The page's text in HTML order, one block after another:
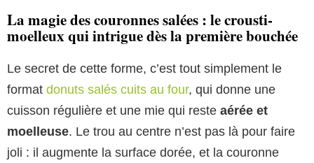
La magie des couronnes salées : le crousti-
moelleux qui intrigue dès la première bouchée
Le secret de cette forme, c’est tout simplement le
format donuts salés cuits au four, qui donne une
cuisson régulière et une mie qui reste aérée et
moelleuse. Le trou au centre n’est pas là pour faire
joli : il augmente la surface dorée, et la couronne